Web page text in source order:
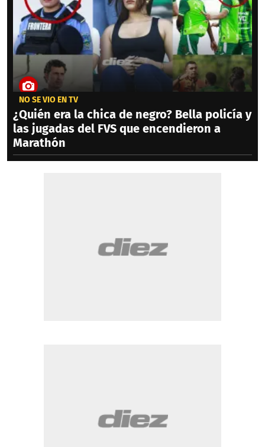
NO SE VIO EN TV
¿Quién era la chica de negro? Bella policía y
las jugadas del FVS que encendieron a
Marathón